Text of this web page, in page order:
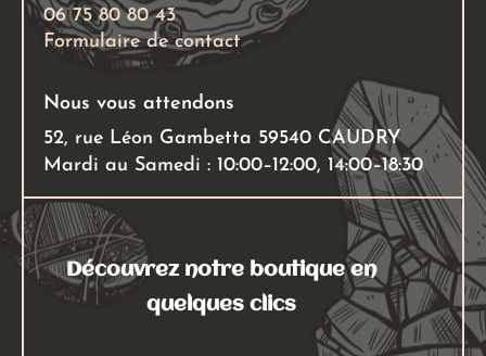
06 75 80 80 43
Formulaire de contact
Nous vous attendons
52, rue Léon Gambetta 59540 CAUDRY
Mardi au Samedi : 10:00–12:00, 14:00–18:30
Découvrez notre boutique en
quelques clics